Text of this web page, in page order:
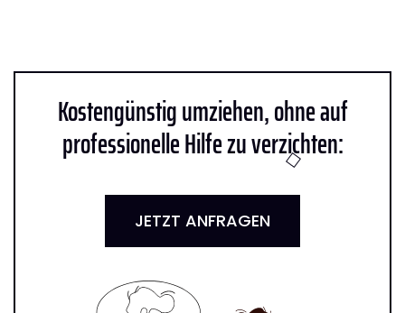
Kostengünstig umziehen, ohne auf
professionelle Hilfe zu verzichten:
JETZT ANFRAGEN